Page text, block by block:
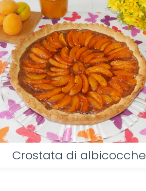
Crostata di albicocche